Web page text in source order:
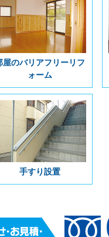
屋のバリアフリーリフ
ォーム
手すり設置